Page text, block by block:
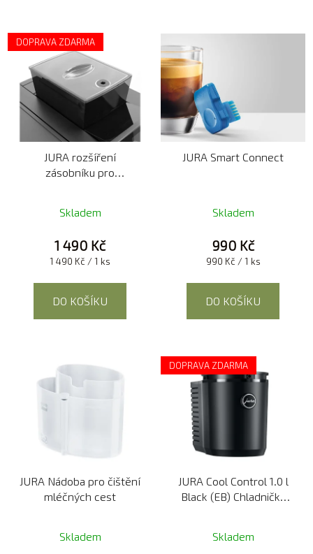
DOPRAVA ZDARMA
JURA rozšíření
zásobníku pro
Skladem
1 490 Kč
Měrná
1 490 Kč / 1 ks
DO KOŠÍKU
JURA Smart Connect
Skladem
990 Kč
Měrná
990 Kč / 1 ks
DO KOŠÍKU
JURA Nádoba pro čištění
mléčných cest
Skladem
DOPRAVA ZDARMA
JURA Cool Control 1.0 l
Black (EB) Chladnička
Skladem